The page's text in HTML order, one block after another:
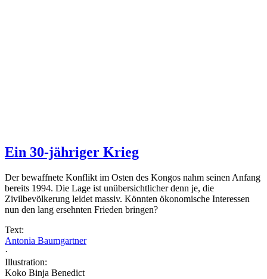
Ein 30-jähriger Krieg
Der bewaffnete Konflikt im Osten des Kongos nahm seinen Anfang
bereits 1994. Die Lage ist unübersichtlicher denn je, die
Zivilbevölkerung leidet massiv. Könnten ökonomische Interessen
nun den lang ersehnten Frieden bringen?
Text:
Antonia Baumgartner
·
Illustration:
Koko Binja Benedict